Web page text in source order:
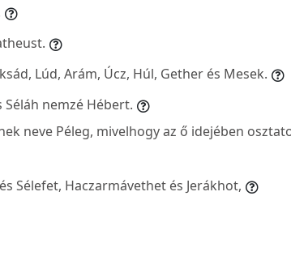
Lúd, Arám, Úcz, Húl, Gether és Mesek.
nemzé Hébert.
neve Péleg, mivelhogy az ő idejében
Sélefet, Haczarmávethet és Jerákhot,